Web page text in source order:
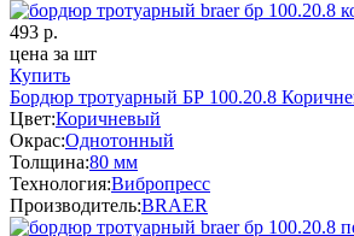
493 р.
цена за шт
Купить
Бордюр тротуарный БР 100.20.8
Цвет:Коричневый
Окрас:Однотонный
Толщина:80 мм
Технология:Вибропресс
Производитель:BRAER